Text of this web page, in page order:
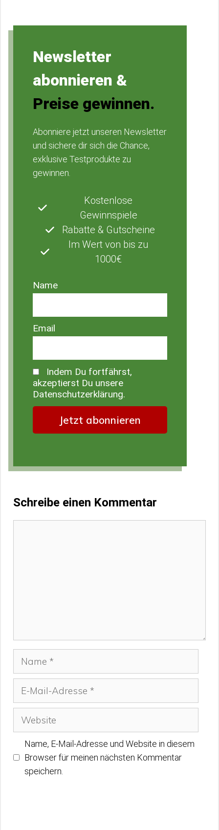
Newsletter
abonnieren &
Preise gewinnen.
Abonniere jetzt unseren Newsletter
und sichere dir sich die Chance,
exklusive Testprodukte zu
gewinnen.
Kostenlose
Gewinnspiele
Rabatte & Gutscheine
Im Wert von bis zu
1000€
Name
Email
Indem Du fortfährst,
akzeptierst Du unsere
Datenschutzerklärung.
Schreibe einen Kommentar
Adresse
Name, E-Mail-Adresse und Website in diesem
Browser für meinen nächsten Kommentar
speichern.